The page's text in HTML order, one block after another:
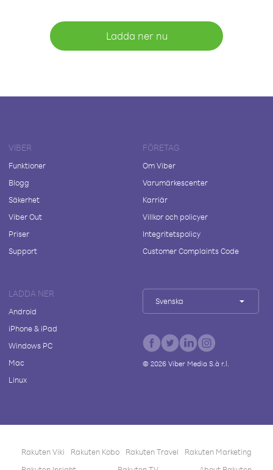
Ladda ner nu
VIBER
Funktioner
Blogg
Säkerhet
Viber Out
Priser
Support
FÖRETAG
Om Viber
Varumärkescenter
Karriär
Villkor och policyer
Integritetspolicy
Customer Complaints Code
LADDA NER
Android
iPhone & iPad
Windows PC
Mac
Linux
Svenska
© 2026Viber Media S.à r.l.
Rakuten Viki Rakuten Kobo Rakuten Travel
Rakuten Marketing